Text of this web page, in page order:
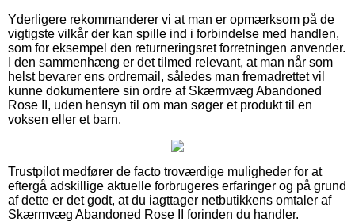
Yderligere rekommanderer vi at man er opmærksom på de
vigtigste vilkår der kan spille ind i forbindelse med handlen,
som for eksempel den returneringsret forretningen anvender.
I den sammenhæng er det tilmed relevant, at man når som
helst bevarer ens ordremail, således man fremadrettet vil
kunne dokumentere sin ordre af Skærmvæg Abandoned
Rose II, uden hensyn til om man søger et produkt til en
voksen eller et barn.
Trustpilot medfører de facto troværdige muligheder for at
eftergå adskillige aktuelle forbrugeres erfaringer og på grund
af dette er det godt, at du iagttager netbutikkens omtaler af
Skærmvæg Abandoned Rose II forinden du handler.